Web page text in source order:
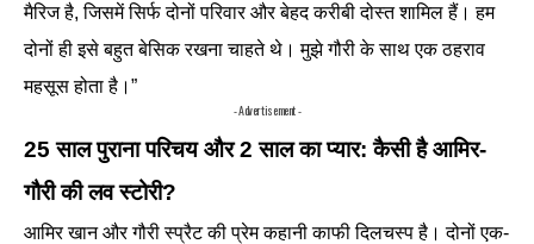
मैरिज है, जिसमें सिर्फ दोनों परिवार और बेहद करीबी दोस्त शामिल हैं। हम
दोनों ही इसे बहुत बेसिक रखना चाहते थे। मुझे गौरी के साथ एक ठहराव
महसूस होता है।”
- Advertisement -
25 साल पुराना परिचय और 2 साल का प्यार: कैसी है आमिर-
गौरी की लव स्टोरी?
आमिर खान और गौरी स्प्रैट की प्रेम कहानी काफी दिलचस्प है। दोनों एक-